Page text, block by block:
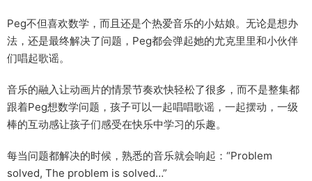
Peg不但喜欢数学，而且还是个热爱音乐的小姑娘。无论是想办
法，还是最终解决了问题，Peg都会弹起她的尤克里里和小伙伴
们唱起歌谣。
音乐的融入让动画片的情景节奏欢快轻松了很多，而不是整集都
跟着Peg想数学问题，孩子可以一起唱唱歌谣，一起摆动，一级
棒的互动感让孩子们感受在快乐中学习的乐趣。
每当问题都解决的时候，熟悉的音乐就会响起：“Problem
solved, The problem is solved…”